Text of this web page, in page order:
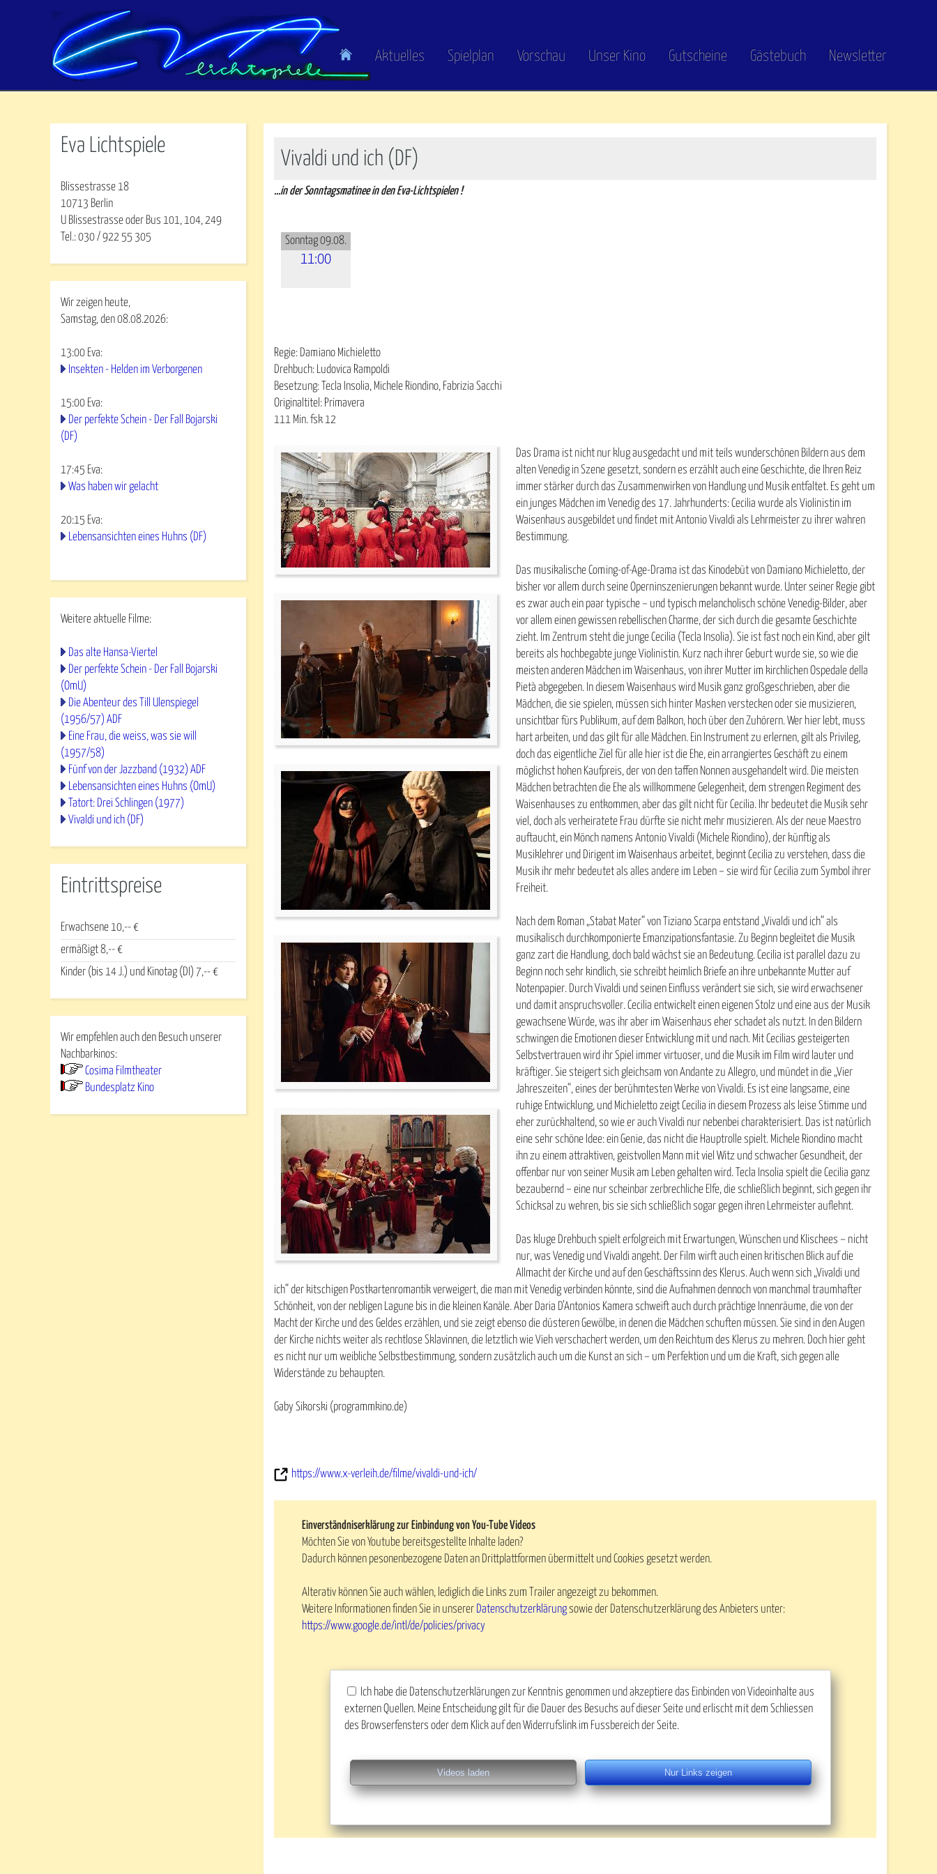
Aktuelles Spielplan Vorschau Unser Kino Gutscheine Gästebuch Newsletter
Eva Lichtspiele
Blissestrasse 18
10713 Berlin
U Blissestrasse oder Bus 101, 104, 249
Tel.: 030 / 922 55 305
Wir zeigen heute,
Samstag, den 08.08.2026:
13:00 Eva:
Insekten - Helden im Verborgenen
15:00 Eva:
Der perfekte Schein - Der Fall Bojarski
(DF)
17:45 Eva:
Was haben wir gelacht
20:15 Eva:
Lebensansichten eines Huhns (DF)
Weitere aktuelle Filme:
Das alte Hansa-Viertel
Der perfekte Schein - Der Fall Bojarski
(OmU)
Die Abenteur des Till Ulenspiegel
(1956/57) ADF
Eine Frau, die weiss, was sie will
(1957/58)
Fünf von der Jazzband (1932) ADF
Lebensansichten eines Huhns (OmU)
Tatort: Drei Schlingen (1977)
Vivaldi und ich (DF)
Eintrittspreise
Erwachsene 10,-- €
ermäßigt 8,-- €
Kinder (bis 14 J.) und Kinotag (DI) 7,-- €
Wir empfehlen auch den Besuch unserer
Nachbarkinos:
Cosima Filmtheater
Bundesplatz Kino
Vivaldi und ich (DF)
...in der Sonntagsmatinee in den Eva-Lichtspielen !
Sonntag 09.08.
11:00
Regie: Damiano Michieletto
Drehbuch: Ludovica Rampoldi
Besetzung: Tecla Insolia, Michele Riondino, Fabrizia Sacchi
Originaltitel: Primavera
111 Min. fsk 12
Das Drama ist nicht nur klug ausgedacht und mit teils wunderschönen Bildern aus dem
alten Venedig in Szene gesetzt, sondern es erzählt auch eine Geschichte, die Ihren Reiz
immer stärker durch das Zusammenwirken von Handlung und Musik entfaltet. Es geht um
ein junges Mädchen im Venedig des 17. Jahrhunderts: Cecilia wurde als Violinistin im
Waisenhaus ausgebildet und findet mit Antonio Vivaldi als Lehrmeister zu ihrer wahren
Bestimmung.
Das musikalische Coming-of-Age-Drama ist das Kinodebüt von Damiano Michieletto, der
bisher vor allem durch seine Operninszenierungen bekannt wurde. Unter seiner Regie gibt
es zwar auch ein paar typische – und typisch melancholisch schöne Venedig-Bilder, aber
vor allem einen gewissen rebellischen Charme, der sich durch die gesamte Geschichte
zieht. Im Zentrum steht die junge Cecilia (Tecla Insolia). Sie ist fast noch ein Kind, aber gilt
bereits als hochbegabte junge Violinistin. Kurz nach ihrer Geburt wurde sie, so wie die
meisten anderen Mädchen im Waisenhaus, von ihrer Mutter im kirchlichen Ospedale della
Pietà abgegeben. In diesem Waisenhaus wird Musik ganz großgeschrieben, aber die
Mädchen, die sie spielen, müssen sich hinter Masken verstecken oder sie musizieren,
unsichtbar fürs Publikum, auf dem Balkon, hoch über den Zuhörern. Wer hier lebt, muss
hart arbeiten, und das gilt für alle Mädchen. Ein Instrument zu erlernen, gilt als Privileg,
doch das eigentliche Ziel für alle hier ist die Ehe, ein arrangiertes Geschäft zu einem
möglichst hohen Kaufpreis, der von den taffen Nonnen ausgehandelt wird. Die meisten
Mädchen betrachten die Ehe als willkommene Gelegenheit, dem strengen Regiment des
Waisenhauses zu entkommen, aber das gilt nicht für Cecilia. Ihr bedeutet die Musik sehr
viel, doch als verheiratete Frau dürfte sie nicht mehr musizieren. Als der neue Maestro
auftaucht, ein Mönch namens Antonio Vivaldi (Michele Riondino), der künftig als
Musiklehrer und Dirigent im Waisenhaus arbeitet, beginnt Cecilia zu verstehen, dass die
Musik ihr mehr bedeutet als alles andere im Leben – sie wird für Cecilia zum Symbol ihrer
Freiheit.
Nach dem Roman „Stabat Mater“ von Tiziano Scarpa entstand „Vivaldi und ich“ als
musikalisch durchkomponierte Emanzipationsfantasie. Zu Beginn begleitet die Musik
ganz zart die Handlung, doch bald wächst sie an Bedeutung. Cecilia ist parallel dazu zu
Beginn noch sehr kindlich, sie schreibt heimlich Briefe an ihre unbekannte Mutter auf
Notenpapier. Durch Vivaldi und seinen Einfluss verändert sie sich, sie wird erwachsener
und damit anspruchsvoller. Cecilia entwickelt einen eigenen Stolz und eine aus der Musik
gewachsene Würde, was ihr aber im Waisenhaus eher schadet als nutzt. In den Bildern
schwingendie Emotionen dieser Entwicklung mit und nach. Mit Cecilias gesteigerten
Selbstvertrauen wird ihr Spiel immer virtuoser, und die Musik im Film wird lauter und
kräftiger. Sie steigert sich gleichsam von Andante zu Allegro, und mündet in die „Vier
Jahreszeiten“, eines der berühmtesten Werke von Vivaldi. Es ist eine langsame, eine
ruhige Entwicklung, und Michieletto zeigt Cecilia in diesem Prozess als leise Stimme und
eher zurückhaltend, so wie er auch Vivaldi nur nebenbei charakterisiert. Das ist natürlich
eine sehr schöne Idee: ein Genie, das nicht die Hauptrolle spielt. Michele Riondino macht
ihn zu einem attraktiven, geistvollen Mann mit viel Witz und schwacher Gesundheit, der
offenbar nur von seiner Musik am Leben gehalten wird. Tecla Insolia spielt die Cecilia ganz
bezaubernd – eine nur scheinbar zerbrechliche Elfe, die schließlich beginnt, sich gegen ihr
Schicksal zu wehren, bis sie sich schließlich sogar gegen ihren Lehrmeister auflehnt.
Das kluge Drehbuch spielt erfolgreich mit Erwartungen, Wünschen und Klischees – nicht
nur, was Venedig und Vivaldi angeht. Der Film wirft auch einen kritischen Blick auf die
Allmacht der Kirche und auf den Geschäftssinn des Klerus. Auch wenn sich „Vivaldi und
ich“ der kitschigen Postkartenromantik verweigert, die man mit Venedig verbinden könnte, sind die Aufnahmen dennoch von manchmal traumhafter
Schönheit, von der nebligen Lagune bis in die kleinen Kanäle. Aber Daria D’Antonios Kamera schweift auch durch prächtige Innenräume, die von der
Macht der Kirche und des Geldes erzählen, und sie zeigt ebenso die düsteren Gewölbe, in denen die Mädchen schuften müssen. Sie sind in den Augen
der Kirche nichts weiter als rechtlose Sklavinnen, die letztlich wie Vieh verschachert werden, um den Reichtum des Klerus zu mehren. Doch hier geht
es nicht nur um weibliche Selbstbestimmung, sondern zusätzlich auch um die Kunst an sich – um Perfektion und um die Kraft, sich gegen alle
Widerstände zu behaupten.
Gaby Sikorski (programmkino.de)
https://www.x-verleih.de/filme/vivaldi-und-ich/